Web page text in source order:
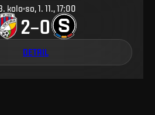
. kolo so, 1. 11., 17:00
2–0
DETAIL